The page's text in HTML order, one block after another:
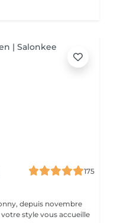
175
depuis novembre
style vous accueille